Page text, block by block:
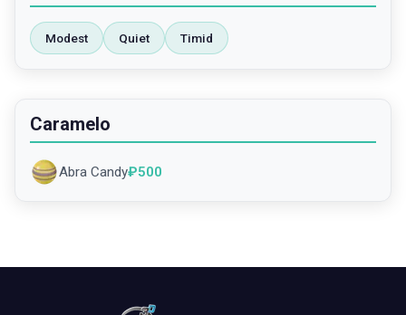
Modest Quiet Timid
Caramelo
Abra Candy₽500